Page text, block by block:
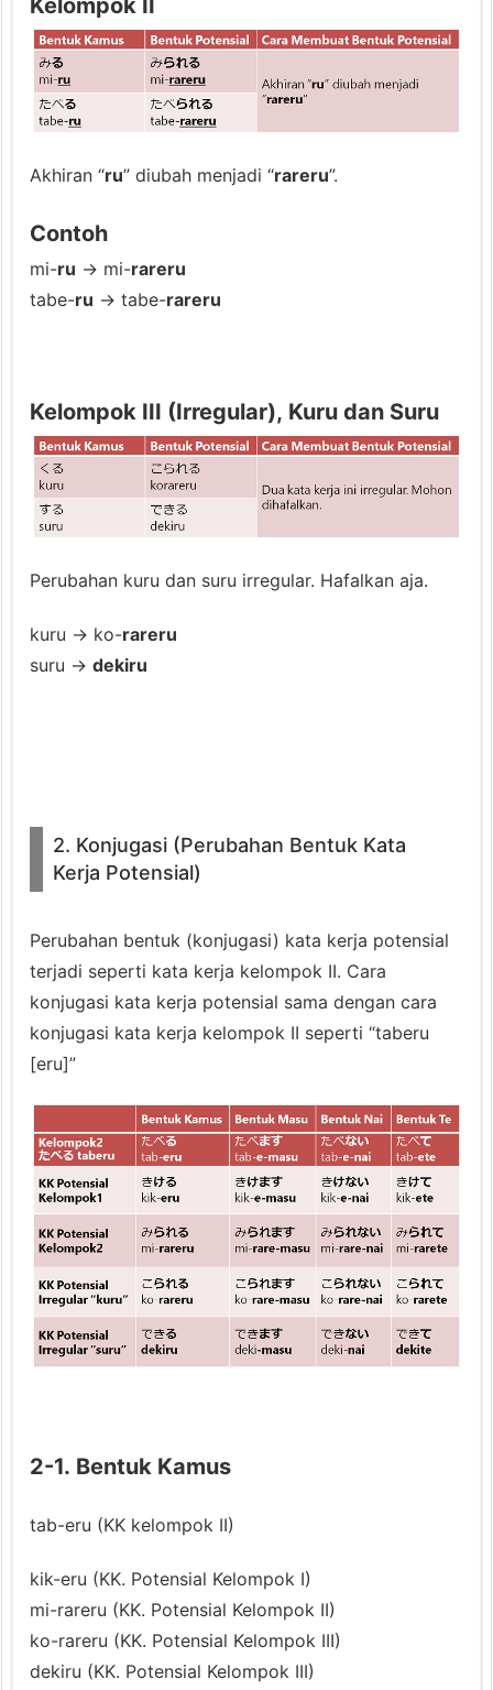
(P
e
r
u
b
a
u
k
K
a
t
K
e
n
i
a
l)
6.
3.
n
g
g
u
n
a
a
n
n
n
a
O
b
j
Kelompok II
Akhiran “ru” diubah menjadi “rareru”.
Contoh
mi-ru → mi-rareru
tabe-ru → tabe-rareru
Kelompok III (Irregular), Kuru dan Suru
Perubahan kuru dan suru irregular. Hafalkan aja.
kuru → ko-rareru
suru → dekiru
2. Konjugasi (Perubahan Bentuk Kata
Kerja Potensial)
Perubahan bentuk (konjugasi) kata kerja potensial
terjadi seperti kata kerja kelompok II. Cara
konjugasi kata kerja potensial sama dengan cara
konjugasi kata kerja kelompok II seperti “taberu
[eru]”
2-1. Bentuk Kamus
tab-eru (KK kelompok II)
kik-eru (KK. Potensial Kelompok I)
mi-rareru (KK. Potensial Kelompok II)
ko-rareru (KK. Potensial Kelompok III)
dekiru (KK. Potensial Kelompok III)